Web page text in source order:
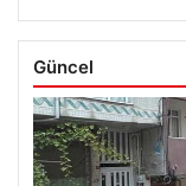
Güncel